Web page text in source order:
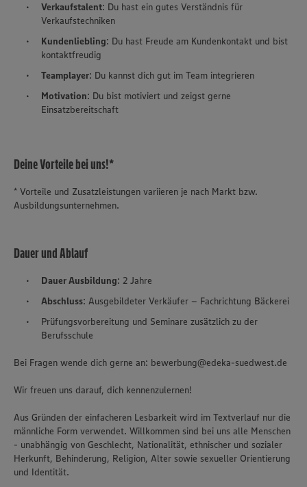
Verkaufstalent: Du hast ein gutes Verständnis für
Verkaufstechniken
Kundenliebling: Du hast Freude am Kundenkontakt und bist
kontaktfreudig
Teamplayer: Du kannst dich gut im Team integrieren
Motivation: Du bist motiviert und zeigst gerne
Einsatzbereitschaft
Deine Vorteile bei uns!*
* Vorteile und Zusatzleistungen variieren je nach Markt bzw.
Ausbildungsunternehmen.
Dauer und Ablauf
Dauer Ausbildung: 2 Jahre
Abschluss: Ausgebildeter Verkäufer – Fachrichtung Bäckerei
Prüfungsvorbereitung und Seminare zusätzlich zu der
Berufsschule
Bei Fragen wende dich gerne an: bewerbung@edeka-suedwest.de
Wir freuen uns darauf, dich kennenzulernen!
Aus Gründen der einfacheren Lesbarkeit wird im Textverlauf nur die
männliche Form verwendet. Willkommen sind bei uns alle Menschen
- unabhängig von Geschlecht, Nationalität, ethnischer und sozialer
Herkunft, Behinderung, Religion, Alter sowie sexueller Orientierung
und Identität.